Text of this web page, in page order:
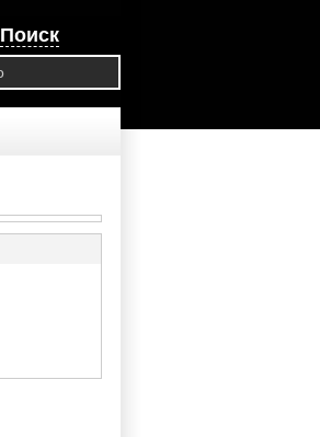
Поиск